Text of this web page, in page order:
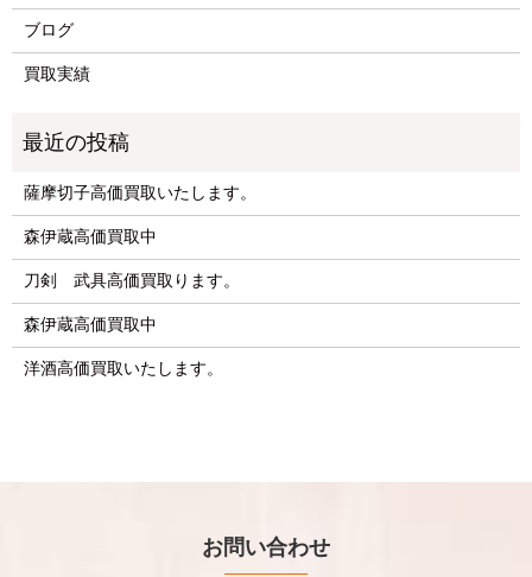
ブログ
買取実績
薩摩切子高価買取いたします。
森伊蔵高価買取中
刀剣 武具高価買取ります。
森伊蔵高価買取中
洋酒高価買取いたします。
お問い合わせ